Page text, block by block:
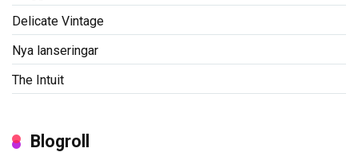
Delicate Vintage
Nya lanseringar
The Intuit
Blogroll